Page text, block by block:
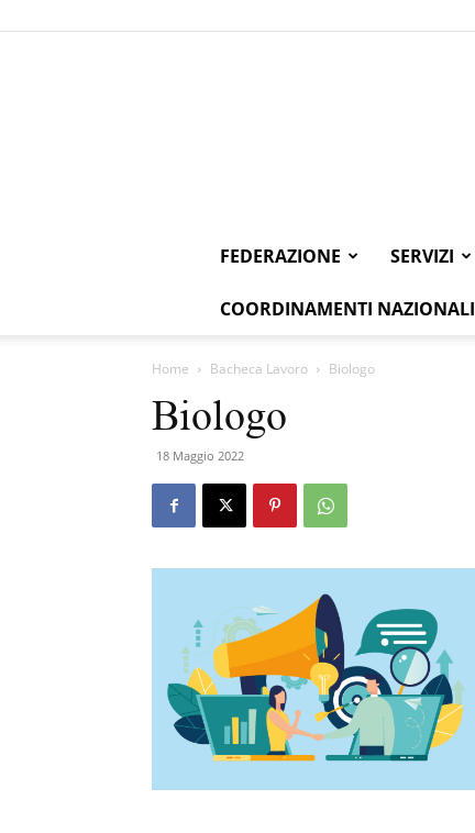
FEDERAZIONE SERVIZI
COORDINAMENTI NAZIONALI
Home Bacheca Lavoro Biologo
Biologo
18 Maggio 2022